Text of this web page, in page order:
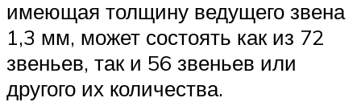
имеющая толщину ведущего звена
1,3 мм, может состоять как из 72
звеньев, так и 56 звеньев или
другого их количества.